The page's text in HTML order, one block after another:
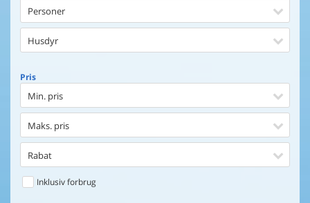
Personer
Husdyr
Pris
Min. pris
Maks. pris
Rabat
Inklusiv forbrug